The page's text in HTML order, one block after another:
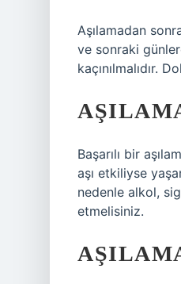
Aşılamadan
ve sonraki
kaçınılmalıdır.
Başarılı bir
aşı etkiliyse
nedenle alkol,
etmelisiniz.